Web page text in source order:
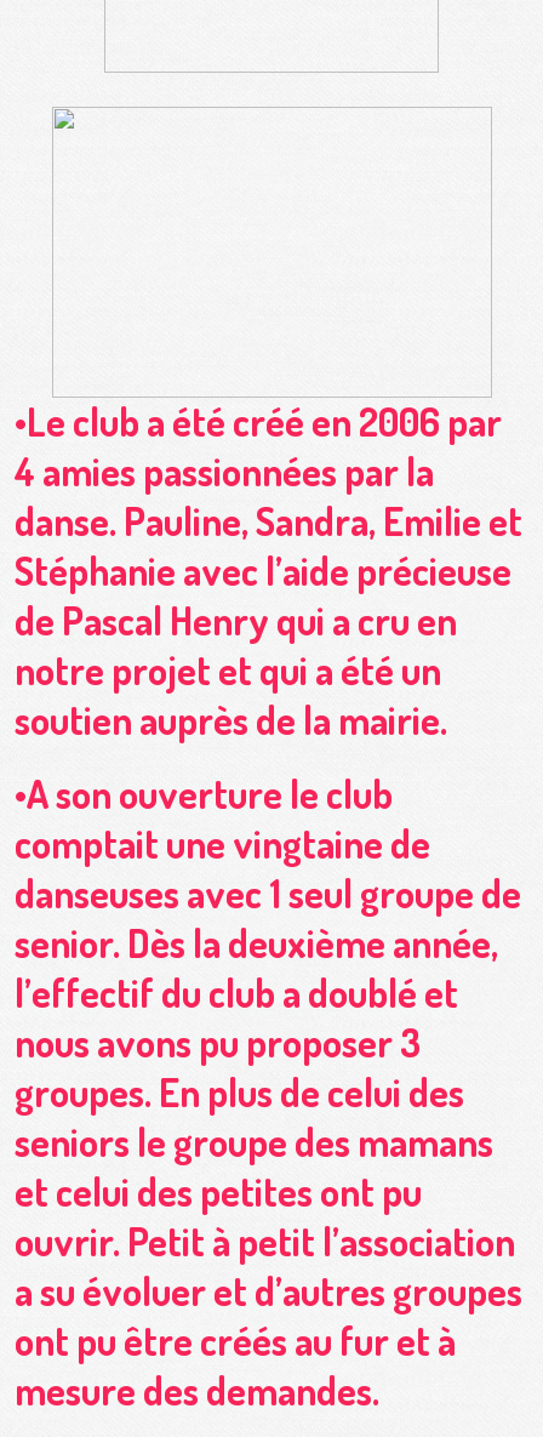
•Le club a été créé en 2006 par
4 amies passionnées par la
danse. Pauline, Sandra, Emilie et
Stéphanie avec l’aide précieuse
de Pascal Henry qui a cru en
notre projet et qui a été un
soutien auprès de la mairie.
•A son ouverture le club
comptait une vingtaine de
danseuses avec 1 seul groupe de
senior. Dès la deuxième année,
l’effectif du club a doublé et
nous avons pu proposer 3
groupes. En plus de celui des
seniors le groupe des mamans
et celui des petites ont pu
ouvrir. Petit à petit l’association
a su évoluer et d’autres groupes
ont pu être créés au fur et à
mesure des demandes.